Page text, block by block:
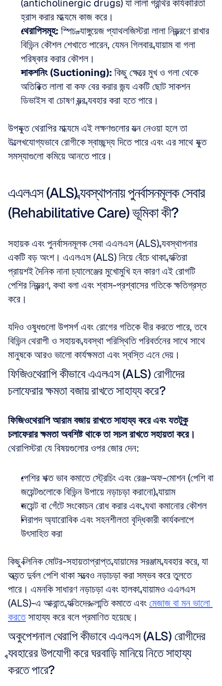
(anticholinergic drugs) যা লালা গ্রন্থির কার্যকারিতা
হ্রাস করার মাধ্যমে কাজ করে।
থেরাপিসমূহ: স্পিচ-ল্যাঙ্গুয়েজ প্যাথলজিস্টরা লালা নিয়ন্ত্রণে রাখার
বিভিন্ন কৌশল শেখাতে পারেন, যেমন গিলবার ব্যায়াম বা গলা
পরিষ্কার করার কৌশল।
সাকশনিং (Suctioning): কিছু ক্ষেত্রে মুখ ও গলা থেকে
অতিরিক্ত লালা বা কফ বের করার জন্য একটি ছোট সাকশন
ডিভাইস বা চোষণ যন্ত্র ব্যবহার করা হতে পারে।
উপযুক্ত থেরাপির মাধ্যমে এই লক্ষণগুলোর যত্ন নেওয়া হলে তা
উল্লেখযোগ্যভাবে রোগীকে স্বাচ্ছন্দ্য দিতে পারে এবং এর সাথে যুক্ত
সমস্যাগুলো কমিয়ে আনতে পারে।
এএলএস (ALS) ব্যবস্থাপনায় পুনর্বাসনমূলক সেবার
(Rehabilitative Care) ভূমিকা কী?
সহায়ক এবং পুনর্বাসনমূলক সেবা এএলএস (ALS) ব্যবস্থাপনার
একটি বড় অংশ। এএলএস (ALS) নিয়ে বেঁচে থাকা ব্যক্তিরা
প্রায়শই দৈনিক নানা চ্যালেঞ্জের মুখোমুখি হন কারণ এই রোগটি
পেশির নিয়ন্ত্রণ, কথা বলা এবং শ্বাস-প্রশ্বাসের গতিকে ক্ষতিগ্রস্ত
করে।
যদিও ওষুধগুলো উপসর্গ এবং রোগের গতিকে ধীর করতে পারে, তবে
বিভিন্ন থেরাপী ও সহায়ক ব্যবস্থা পরিস্থিতি পরিবর্তনের সাথে সাথে
মানুষকে আরও ভালো কার্যক্ষমতা এবং স্বস্তি এনে দেয়।
ফিজিওথেরাপি কীভাবে এএলএস (ALS) রোগীদের
চলাফেরার ক্ষমতা বজায় রাখতে সাহায্য করে?
ফিজিওথেরাপি আরাম বজায় রাখতে সাহায্য করে এবং যতটুকু
চলাফেরার ক্ষমতা অবশিষ্ট থাকে তা সচল রাখতে সহায়তা করে।
থেরাপিস্টরা যে বিষয়গুলোর ওপর জোর দেন:
পেশির শক্ত ভাব কমাতে স্ট্রেচিং এবং রেঞ্জ-অফ-মোশন (পেশি বা
জয়েন্টগুলোকে বিভিন্ন উপায়ে নড়াচড়া করানো) ব্যায়াম
জয়েন্ট বা গেঁটে সংকোচন রোধ করার এবং ব্যথা কমানোর কৌশল
নিরাপদ অ্যারোবিক এবং সহনশীলতা বৃদ্ধিকারী কার্যকলাপে
উৎসাহিত করা
কিছু ক্লিনিক মোটর-সহায়তাপ্রাপ্ত ব্যায়ামের সরঞ্জাম ব্যবহার করে, যা
অত্যন্ত দুর্বল পেশি থাকা সত্ত্বেও নড়াচড়া করা সম্ভব করে তুলতে
পারে। এমনকি সাধারণ নড়াচড়া এবং হালকা ব্যায়ামও এএলএস
(ALS)-এ আক্রান্ত ব্যক্তিদের ক্লান্তি কমাতে এবং মেজাজ বা মন ভালো
করতে সাহায্য করে বলে প্রমাণিত হয়েছে।
অকুপেশনাল থেরাপি কীভাবে এএলএস (ALS) রোগীদের
ব্যবহারের উপযোগী করে ঘরবাড়ি মানিয়ে নিতে সাহায্য
করতে পারে?